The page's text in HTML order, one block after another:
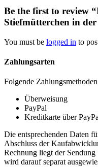
Be the first to review
Stiefmütterchen in der
You must be logged in to
Zahlungsarten
Folgende
Überweisung
PayPal
Kreditkarte über
Die entsprechenden Daten
Abschluss der
Rechnung liegt der
wird darauf separat